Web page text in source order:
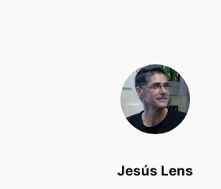
Jesús Lens